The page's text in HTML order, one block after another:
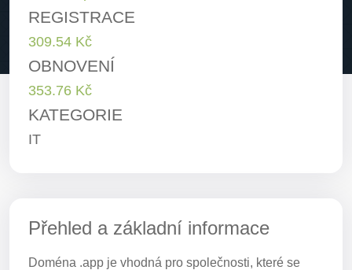
REGISTRACE
309.54 Kč
OBNOVENÍ
353.76 Kč
KATEGORIE
IT
Přehled a základní informace
Doména .app je vhodná pro společnosti, které se